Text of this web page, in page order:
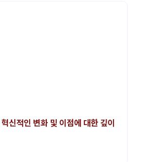
신적인 변화 및 이점에 대한 깊이